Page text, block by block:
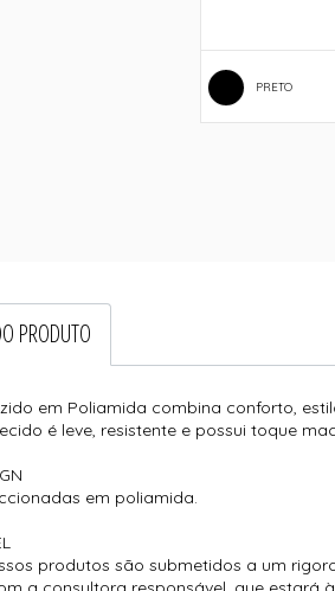
PRETO
PRODUTO
em Poliamida combina conforto,
é leve, resistente e possui toque
em poliamida.
produtos são submetidos a um